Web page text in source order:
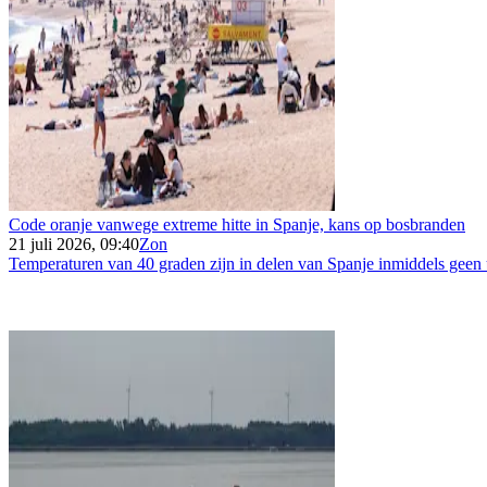
Code oranje vanwege extreme hitte in Spanje, kans op bosbranden
21 juli 2026, 09:40Zon
Temperaturen van 40 graden zijn in delen van Spanje inmiddels